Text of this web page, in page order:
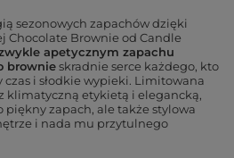
sezonowych zapachów dzięki
Chocolate Brownie od Candle
apetycznym zapachu
brownieskradnie serce każdego, kto
i słodkie wypieki. Limitowana
klimatyczną etykietą i elegancką,
piękny zapach, ale także stylowa
i nada mu przytulnego